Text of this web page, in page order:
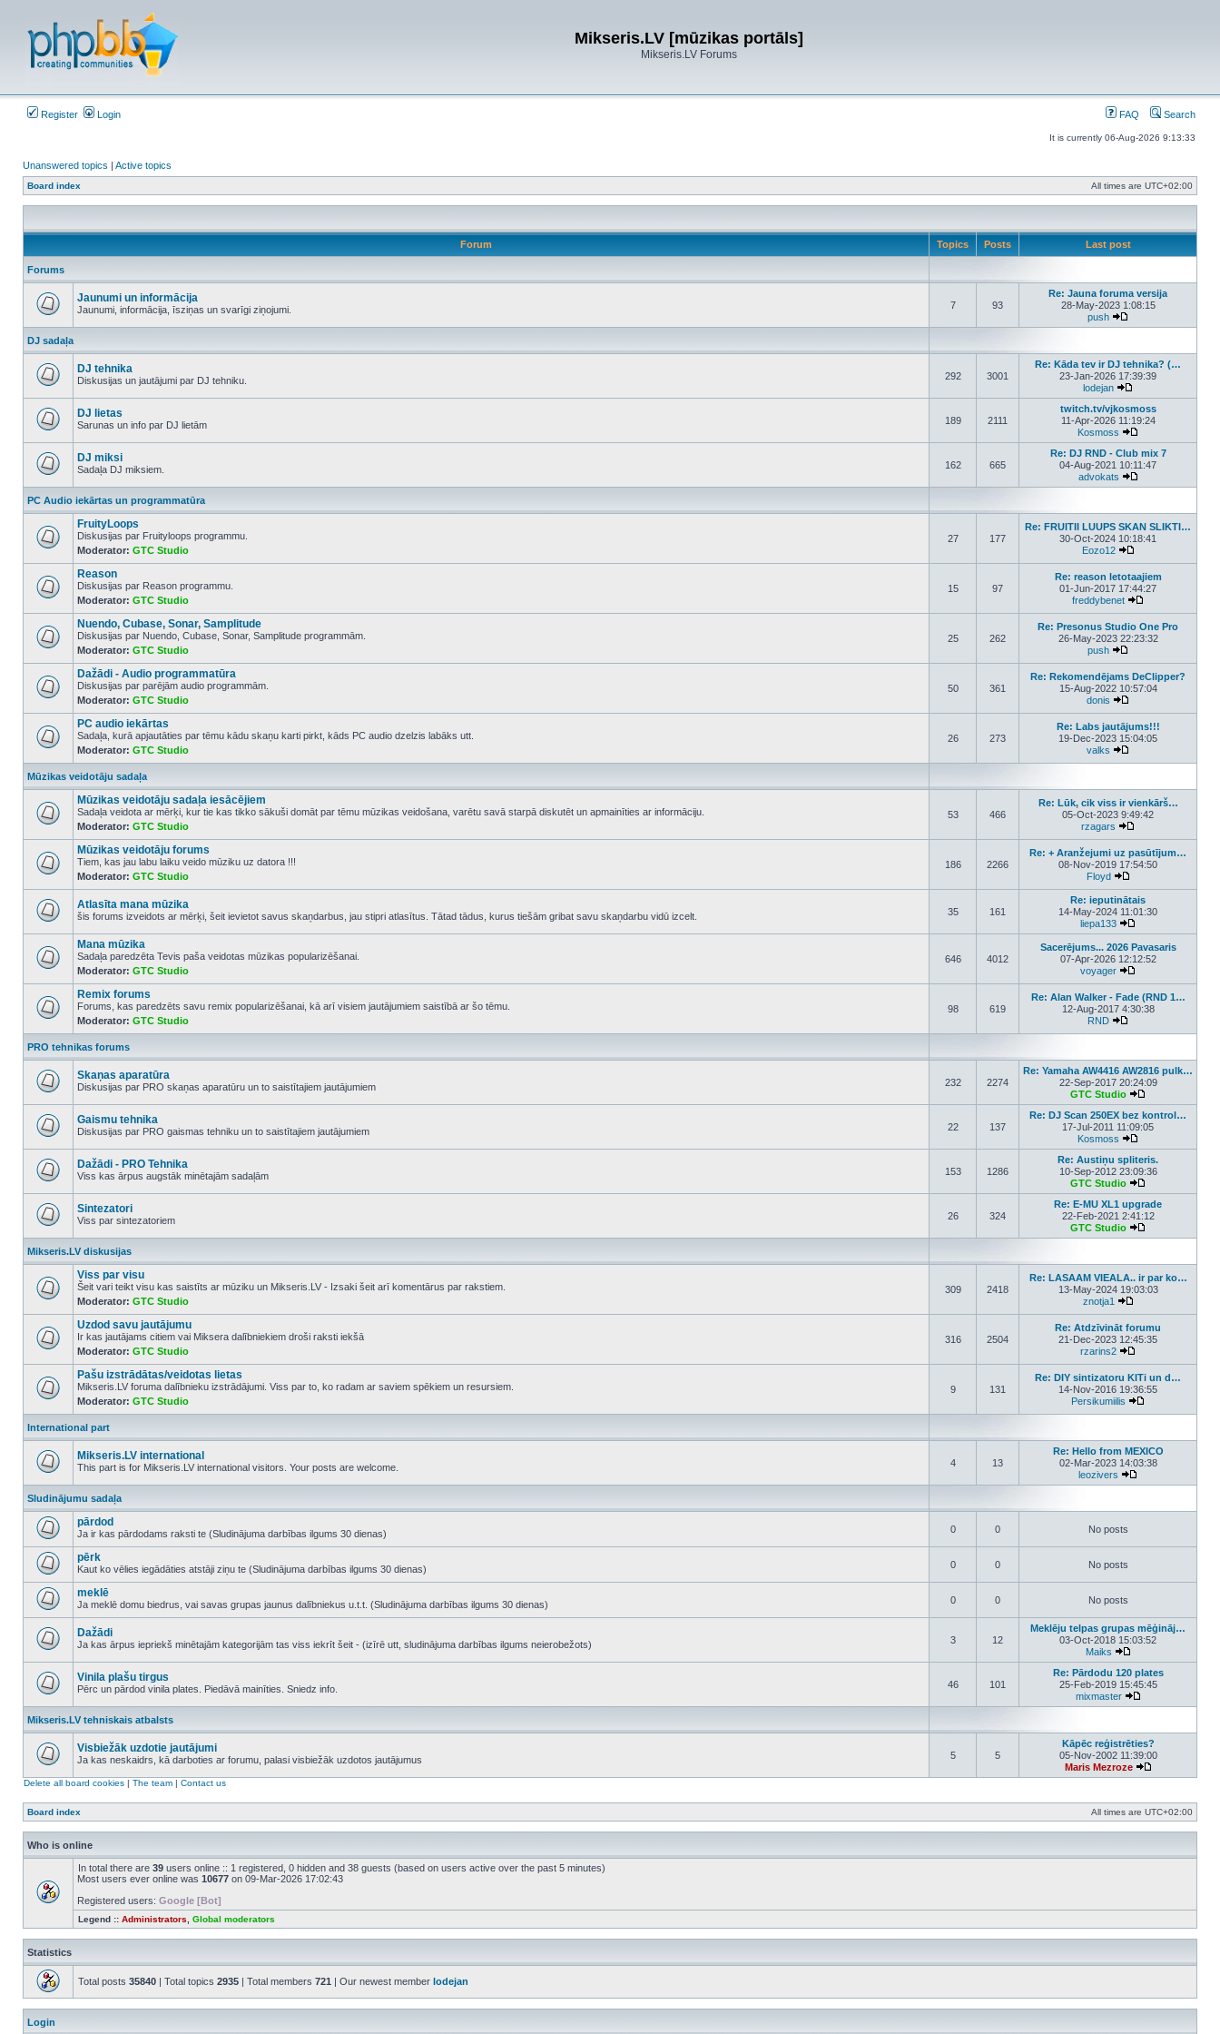
Mikseris.LV [mūzikas portāls]
Mikseris.LV Forums
Register Login FAQ Search
It is currently 06-Aug-2026 9:13:33
Unanswered topics | Active topics
Board index All times are UTC+02:00
Forum Topics Posts Last post
Forums
unread
posts
Jaunumi un informācija
Jaunumi, informācija, īsziņas un svarīgi ziņojumi. 7 93
Re: Jauna foruma versija
28-May-2023 1:08:15
push
View the latest post
DJ sadaļa
unread
posts
DJ tehnika
Diskusijas un jautājumi par DJ tehniku. 292 3001
Re: Kāda tev ir DJ tehnika? (…
23-Jan-2026 17:39:39
lodejan
View the latest post
unread
posts
DJ lietas
Sarunas un info par DJ lietām 189 2111
twitch.tv/vjkosmoss
11-Apr-2026 11:19:24
Kosmoss
View the latest
unread
posts
DJ miksi
Sadaļa DJ miksiem. 162 665
Re: DJ RND - Club mix 7
04-Aug-2021 10:11:47
advokats
View the latest
PC Audio iekārtas un programmatūra
No
unread
posts
FruityLoops
Diskusijas par Fruityloops programmu.
Moderator: GTC Studio
27 177
Re: FRUITII LUUPS SKAN SLIKTI…
30-Oct-2024 10:18:41
Eozo12
No
unread
posts
Reason
Diskusijas par Reason programmu.
Moderator: GTC Studio
15 97
Re: reason letotaajiem
01-Jun-2017 17:44:27
freddybenet
No
unread
posts
Nuendo, Cubase, Sonar, Samplitude
Diskusijas par Nuendo, Cubase, Sonar, Samplitude programmām.
Moderator: GTC Studio
25 262
Re: Presonus Studio One Pro
26-May-2023 22:23:32
push
No
unread
posts
Dažādi - Audio programmatūra
Diskusijas par parējām audio programmām.
Moderator: GTC Studio
50 361
Re: Rekomendējams DeClipper?
15-Aug-2022 10:57:04
donis
No
unread
posts
PC audio iekārtas
Sadaļa, kurā apjautāties par tēmu kādu skaņu karti pirkt, kāds PC audio dzelzis labāks utt.
Moderator: GTC Studio
26 273
Re: Labs jautājums!!!
19-Dec-2023 15:04:05
valks
Mūzikas veidotāju sadaļa
No
unread
posts
Mūzikas veidotāju sadaļa iesācējiem
Sadaļa veidota ar mērķi, kur tie kas tikko sākuši domāt par tēmu mūzikas veidošana, varētu savā starpā diskutēt un apmainīties ar informāciju.
Moderator: GTC Studio
53 466
Re: Lūk, cik viss ir vienkārš…
05-Oct-2023 9:49:42
rzagars
No
unread
posts
Mūzikas veidotāju forums
Tiem, kas jau labu laiku veido mūziku uz datora !!!
Moderator: GTC Studio
186 2266
Re: + Aranžejumi uz pasūtījum…
08-Nov-2019 17:54:50
Floyd
unread
posts
Atlasīta mana mūzika
šis forums izveidots ar mērķi, šeit ievietot savus skaņdarbus, jau stipri atlasītus. Tātad tādus, kurus tiešām gribat savu skaņdarbu vidū izcelt. 35 161
Re: ieputinātais
14-May-2024 11:01:30
liepa133
View the latest post
No
unread
posts
Mana mūzika
Sadaļa paredzēta Tevis paša veidotas mūzikas popularizēšanai.
Moderator: GTC Studio
646 4012
Sacerējums... 2026 Pavasaris
07-Apr-2026 12:12:52
voyager
No
unread
posts
Remix forums
Forums, kas paredzēts savu remix popularizēšanai, kā arī visiem jautājumiem saistībā ar šo tēmu.
Moderator: GTC Studio
98 619
Re: Alan Walker - Fade (RND 1…
12-Aug-2017 4:30:38
RND
PRO tehnikas forums
unread
posts
Skaņas aparatūra
Diskusijas par PRO skaņas aparatūru un to saistītajiem jautājumiem 232 2274
Re: Yamaha AW4416 AW2816 pulk…
22-Sep-2017 20:24:09
GTC Studio
View the latest
unread
posts
Gaismu tehnika
Diskusijas par PRO gaismas tehniku un to saistītajiem jautājumiem 22 137
Re: DJ Scan 250EX bez kontrol…
17-Jul-2011 11:09:05
Kosmoss
View the latest
unread
posts
Dažādi - PRO Tehnika
Viss kas ārpus augstāk minētajām sadaļām 153 1286
Re: Austiņu spliteris.
10-Sep-2012 23:09:36
GTC Studio
View the latest
unread
posts
Sintezatori
Viss par sintezatoriem 26 324
Re: E-MU XL1 upgrade
22-Feb-2021 2:41:12
GTC Studio
View the latest
Mikseris.LV diskusijas
No
unread
posts
Viss par visu
Šeit vari teikt visu kas saistīts ar mūziku un Mikseris.LV - Izsaki šeit arī komentārus par rakstiem.
Moderator: GTC Studio
309 2418
Re: LASAAM VIEALA.. ir par ko…
13-May-2024 19:03:03
znotja1
No
unread
posts
Uzdod savu jautājumu
Ir kas jautājams citiem vai Miksera dalībniekiem droši raksti iekšā
Moderator: GTC Studio
316 2504
Re: Atdzīvināt forumu
21-Dec-2023 12:45:35
rzarins2
No
unread
posts
Pašu izstrādātas/veidotas lietas
Mikseris.LV foruma dalībnieku izstrādājumi. Viss par to, ko radam ar saviem spēkiem un resursiem.
Moderator: GTC Studio
9 131
Re: DIY sintizatoru KITi un d…
14-Nov-2016 19:36:55
Persikumiilis
International part
unread
posts
Mikseris.LV international
This part is for Mikseris.LV international visitors. Your posts are welcome. 4 13
Re: Hello from MEXICO
02-Mar-2023 14:03:38
leozivers
View the latest
Sludinājumu sadaļa
unread
posts
pārdod
Ja ir kas pārdodams raksti te (Sludinājuma darbības ilgums 30 dienas) 0 0 No posts
unread
posts
pērk
Kaut ko vēlies iegādāties atstāji ziņu te (Sludinājuma darbības ilgums 30 dienas) 0 0 No posts
unread
posts
meklē
Ja meklē domu biedrus, vai savas grupas jaunus dalībniekus u.t.t. (Sludinājuma darbības ilgums 30 dienas) 0 0 No posts
unread
posts
Dažādi
Ja kas ārpus iepriekš minētajām kategorijām tas viss iekrīt šeit - (izīrē utt, sludinājuma darbības ilgums neierobežots) 3 12
Meklēju telpas grupas mēģināj…
03-Oct-2018 15:03:52
Maiks
View the latest post
unread
posts
Vinila plašu tirgus
Pērc un pārdod vinila plates. Piedāvā mainīties. Sniedz info. 46 101
Re: Pārdodu 120 plates
25-Feb-2019 15:45:45
mixmaster
View the latest
Mikseris.LV tehniskais atbalsts
unread
Visbiežāk uzdotie jautājumi
Ja kas neskaidrs, kā darboties ar forumu, palasi visbiežāk uzdotos jautājumus 5 5
Kāpēc reģistrēties?
05-Nov-2002 11:39:00
Maris Mezroze
View the latest
Delete all board cookies | The team | Contact us
Board index All times are UTC+02:00
Who is online
In total there are 39 users online :: 1 registered, 0 hidden and 38 guests (based on users active over the past 5 minutes)
Most users ever online was 10677 on 09-Mar-2026 17:02:43
Registered users: Google [Bot]
Legend :: Administrators Global moderators
Statistics
Total posts 35840 | Total topics 2935 | Total members 721 | Our newest member lodejan
Login